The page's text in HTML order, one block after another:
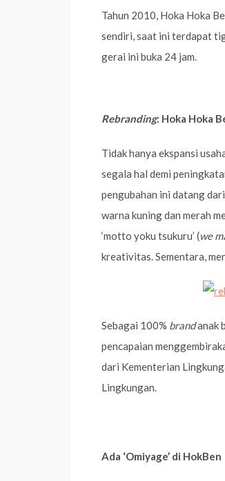
Tahun 2010, Hoka Hoka
sendiri, saat ini terdapat
gerai ini buka 24 jam.
Rebranding: Hoka Hoka
Tidak hanya ekspansi
segala hal demi
pengubahan ini datang
warna kuning dan merah
‘motto yoku tsukuru’ (we
kreativitas. Sementara,
Sebagai 100% brandanak
pencapaian
dari Kementerian
Lingkungan.
Ada ‘Omiyage’ di HokBen